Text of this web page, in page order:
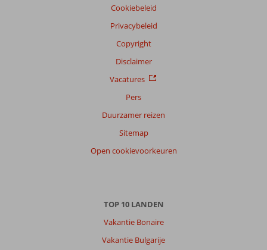
Cookiebeleid
Privacybeleid
Copyright
Disclaimer
Vacatures
Pers
Duurzamer reizen
Sitemap
Open cookievoorkeuren
TOP 10 LANDEN
Vakantie Bonaire
Vakantie Bulgarije